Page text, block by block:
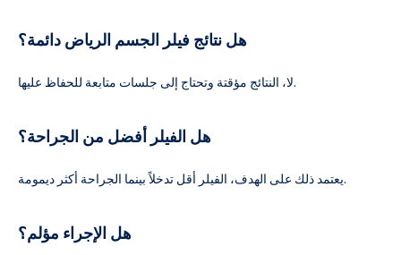
هل نتائج فيلر الجسم الرياض دائمة؟
لا، النتائج مؤقتة وتحتاج إلى جلسات متابعة للحفاظ عليها.
هل الفيلر أفضل من الجراحة؟
يعتمد ذلك على الهدف، الفيلر أقل تدخلاً بينما الجراحة أكثر ديمومة.
هل الإجراء مؤلم؟